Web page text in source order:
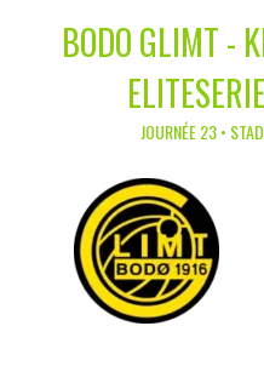
BODO GLIMT -
JOURNÉE 23 •